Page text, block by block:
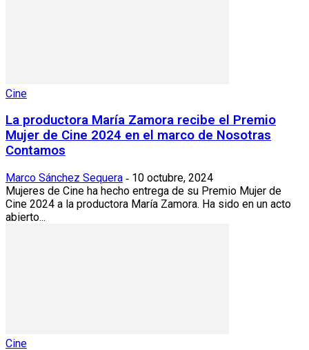
Cine
La productora María Zamora recibe el Premio
Mujer de Cine 2024 en el marco de Nosotras
Contamos
Marco Sánchez Sequera - 10 octubre, 2024
Mujeres de Cine ha hecho entrega de su Premio Mujer de
Cine 2024 a la productora María Zamora. Ha sido en un acto
abierto...
Cine